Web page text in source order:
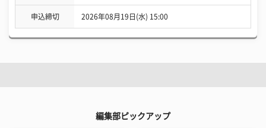
申込締切 2026年08月19日(水) 15:00
編集部ピックアップ